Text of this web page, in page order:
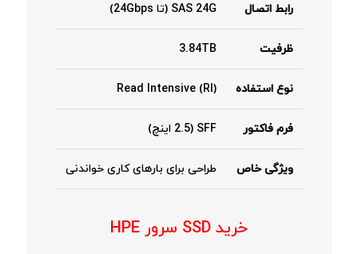
رابط اتصال SAS 24G (تا 24Gbps)
ظرفیت 3.84TB
نوع استفاده Read Intensive (RI)
فرم فاکتور SFF (2.5 اینچ)
ویژگی خاص طراحی برای بارهای کاری خواندنی
خرید SSD سرور HPE